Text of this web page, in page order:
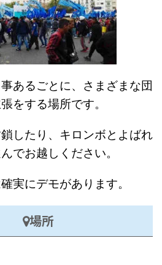
あるごとに、さまざまな団
をする場所です。
したり、キロンボとよばれ
でお越しください。
実にデモがあります。
場所